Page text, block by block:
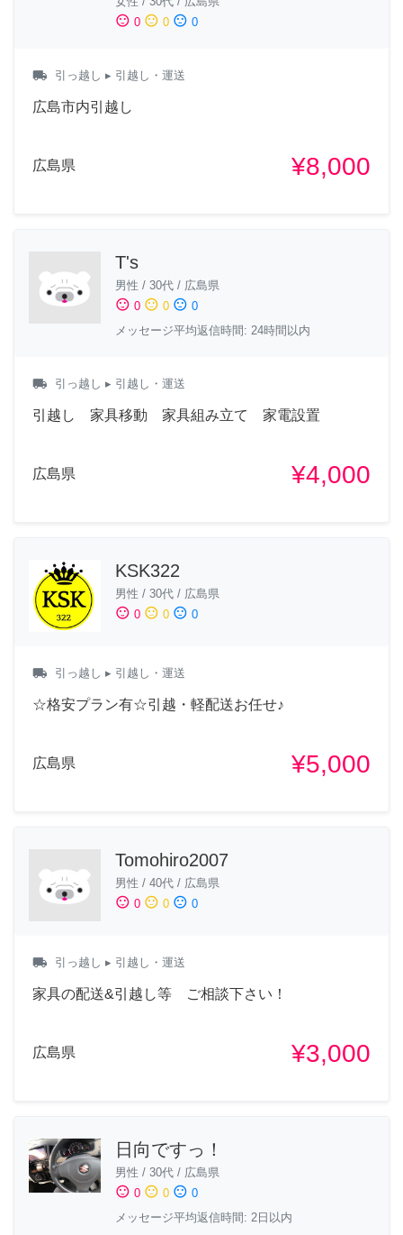
sentiment_satisfied 0 sentiment_neutral 0 sentiment_dissatisfied 0
local_shipping 引っ越し ▸ 引越し・運送
広島市内引越し
広島県 ¥8,000
T's
男性 / 30代 / 広島県
sentiment_satisfied 0 sentiment_neutral 0 sentiment_dissatisfied 0
メッセージ平均返信時間: 24時間以内
local_shipping 引っ越し ▸ 引越し・運送
引越し 家具移動 家具組み立て 家電設置
広島県 ¥4,000
KSK322
男性 / 30代 / 広島県
sentiment_satisfied 0 sentiment_neutral 0 sentiment_dissatisfied 0
local_shipping 引っ越し ▸ 引越し・運送
☆格安プラン有☆引越・軽配送お任せ♪
広島県 ¥5,000
Tomohiro2007
男性 / 40代 / 広島県
sentiment_satisfied 0 sentiment_neutral 0 sentiment_dissatisfied 0
local_shipping 引っ越し ▸ 引越し・運送
家具の配送&引越し等 ご相談下さい！
広島県 ¥3,000
日向ですっ！
男性 / 30代 / 広島県
sentiment_satisfied 0 sentiment_neutral 0 sentiment_dissatisfied 0
メッセージ平均返信時間: 2日以内